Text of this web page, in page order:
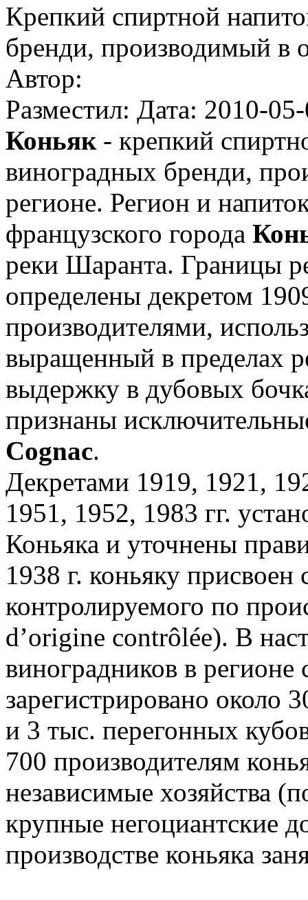
Крепкий спиртной
бренди, производимый в
Автор:
Разместил: Дата: 2010-
Коньяк- крепкий
виноградных бренди,
регионе. Регион и
французского города
реки Шаранта. Границы
определены декретом
производителями,
выращенный в пределах
выдержку в дубовых
признаны
Cognac.
Декретами 1919, 1921,
1951, 1952, 1983 гг.
Коньяка и уточнены
1938 г. коньяку присвоен
контролируемого по
d’origine contrôlée). В
виноградников в регионе
зарегистрировано около
и 3 тыс. перегонных
700 производителям
независимые хозяйства
крупные негоциантские
производстве коньяка